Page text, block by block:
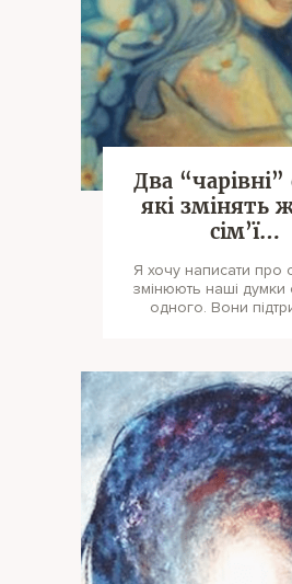
Два “чарівні”
які змінять
сім’ї…
Я хочу написати про
змінюють наші
одного. Вони